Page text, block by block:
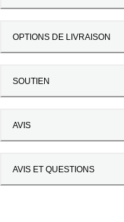
OPTIONS DE LIVRAISON
SOUTIEN
AVIS
AVIS ET QUESTIONS